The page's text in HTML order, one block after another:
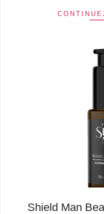
Shield Man